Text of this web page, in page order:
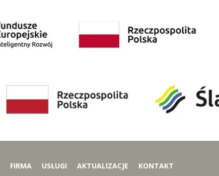
FIRMA USŁUGI AKTUALIZACJE KONTAKT